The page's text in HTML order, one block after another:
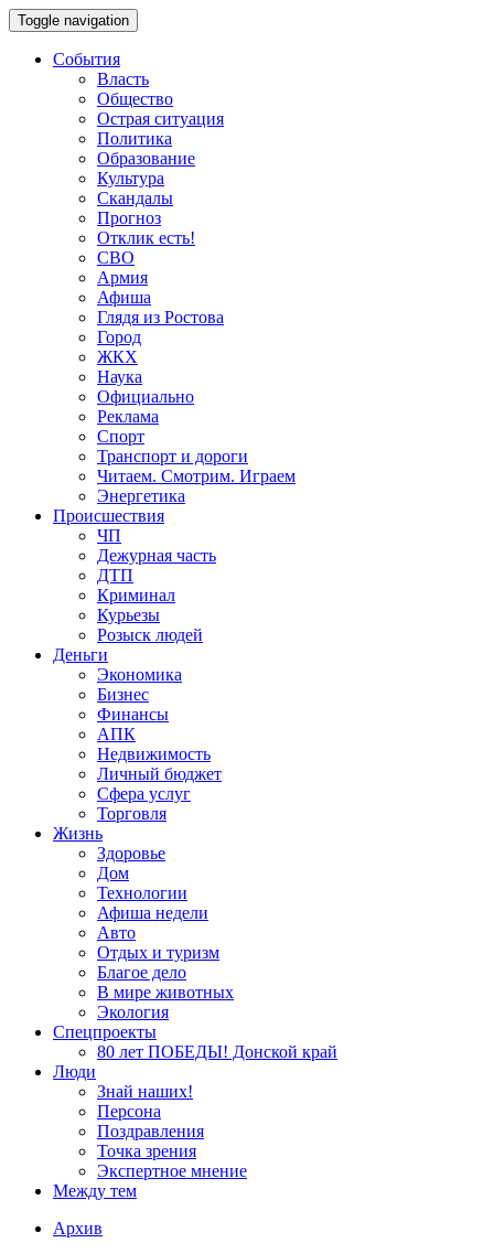
Toggle navigation
События
Власть
Общество
Острая ситуация
Политика
Образование
Культура
Скандалы
Прогноз
Отклик есть!
СВО
Армия
Афиша
Глядя из Ростова
Город
ЖКХ
Наука
Официально
Реклама
Спорт
Транспорт и дороги
Читаем. Смотрим. Играем
Энергетика
Происшествия
ЧП
Дежурная часть
ДТП
Криминал
Курьезы
Розыск людей
Деньги
Экономика
Бизнес
Финансы
АПК
Недвижимость
Личный бюджет
Сфера услуг
Торговля
Жизнь
Здоровье
Дом
Технологии
Афиша недели
Авто
Отдых и туризм
Благое дело
В мире животных
Экология
Спецпроекты
80 лет ПОБЕДЫ! Донской край
Люди
Знай наших!
Персона
Поздравления
Точка зрения
Экспертное мнение
Между тем
Архив